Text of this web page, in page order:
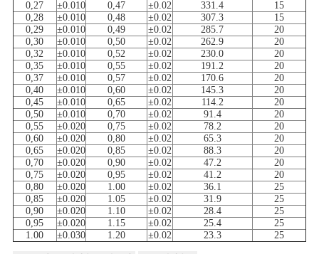
0,27
±0.010 0,47 ±0.02 331.4
15
0,28
±0.010 0,48 ±0.02 307.3
15
0,29
±0.010 0,49 ±0.02 285.7
20
0,30
±0.010 0,50 ±0.02 262.9
20
0,32
±0.010 0,52 ±0.02 230.0
20
0,35
±0.010 0,55 ±0.02 191.2
20
0,37
±0.010 0,57 ±0.02 170.6
20
0,40
±0.010 0,60 ±0.02 145.3
20
0,45
±0.010 0,65 ±0.02 114.2
20
0,50
±0.010 0,70 ±0.02 91.4
20
0,55
±0.020 0,75 ±0.02 78.2
20
0,60
±0.020 0,80 ±0.02 65.3
20
0,65
±0.020 0,85 ±0.02 88.3
20
0,70
±0.020 0,90 ±0.02 47.2
20
0,75
±0.020 0,95 ±0.02 41.2
20
0,80
±0.020 1.00 ±0.02 36.1
25
0,85
±0.020 1.05 ±0.02 31.9
25
0,90
±0.020 1.10 ±0.02 28.4
25
0,95
±0.020 1.15 ±0.02 25.4
25
1.00
±0.030 1.20 ±0.02 23.3 25